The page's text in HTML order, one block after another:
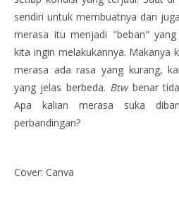
sendiri untuk membuatnya dan
merasa itu menjadi "beban"
kita ingin melakukannya. Makanya
merasa ada rasa yang kurang,
yang jelas berbeda. Btwbenar
Apa kalian merasa suka
perbandingan?
Cover: Canva